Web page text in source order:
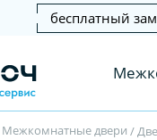
бесплатный
Межкомнатные двери /